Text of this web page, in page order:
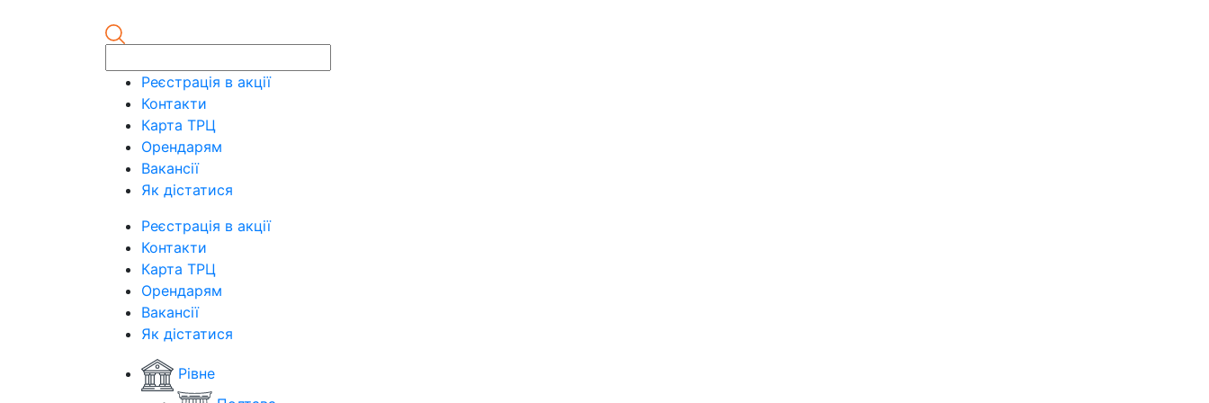
Реєстрація в акції
Контакти
Карта ТРЦ
Орендарям
Вакансії
Як дістатися
Реєстрація в акції
Контакти
Карта ТРЦ
Орендарям
Вакансії
Як дістатися
Рівне